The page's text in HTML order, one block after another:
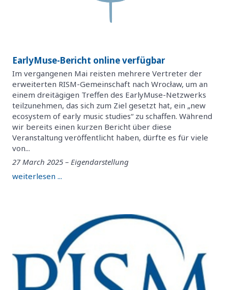
EarlyMuse-Bericht online verfügbar
Im vergangenen Mai reisten mehrere Vertreter der
erweiterten RISM-Gemeinschaft nach Wrocław, um an
einem dreitägigen Treffen des EarlyMuse-Netzwerks
teilzunehmen, das sich zum Ziel gesetzt hat, ein „new
ecosystem of early music studies“ zu schaffen. Während
wir bereits einen kurzen Bericht über diese
Veranstaltung veröffentlicht haben, dürfte es für viele
von...
27 March 2025 – Eigendarstellung
weiterlesen ...